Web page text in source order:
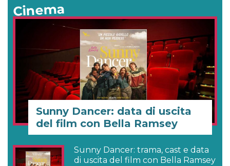
Cinema
Sunny Dancer: data di uscita
del film con Bella Ramsey
Sunny Dancer: trama, cast e data
di uscita del film con Bella Ramsey